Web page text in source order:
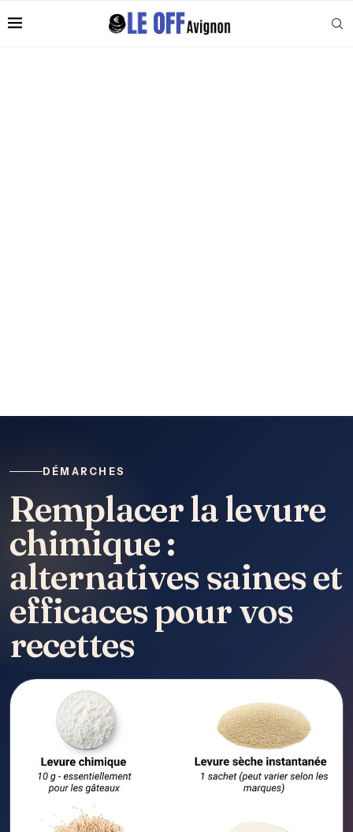
DÉMARCHES
Remplacer la levure
chimique :
alternatives saines et
efficaces pour vos
recettes